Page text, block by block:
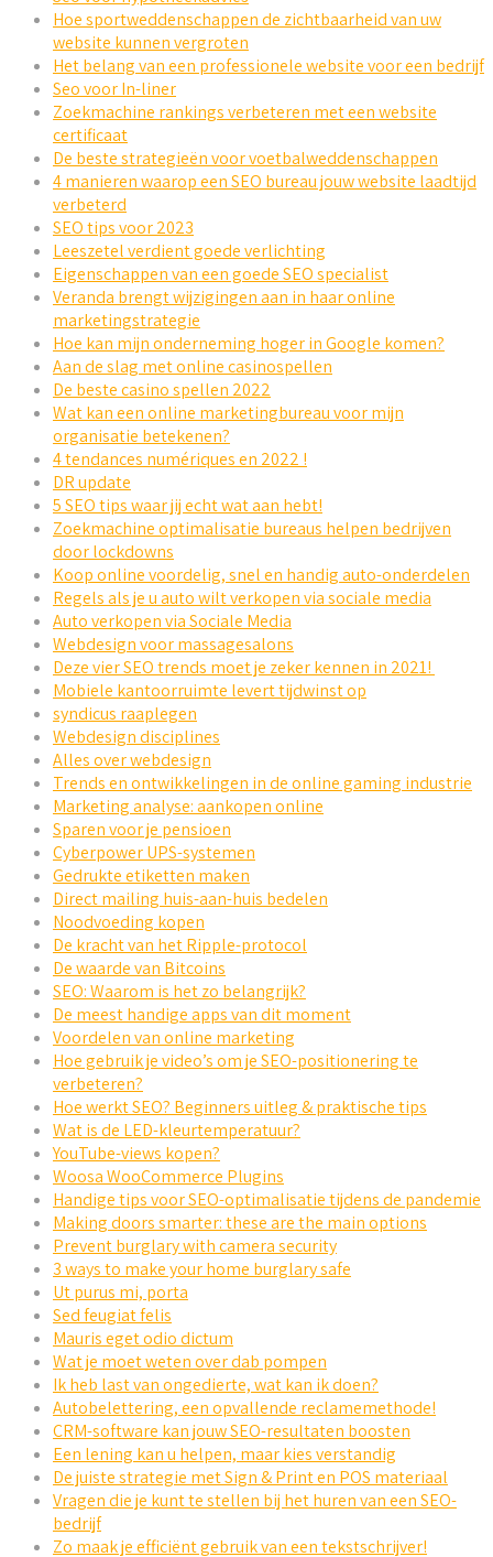
Hoe sportweddenschappen de zichtbaarheid van uw
website kunnen vergroten
Het belang van een professionele website voor een bedrijf
Seo voor In-liner
Zoekmachine rankings verbeteren met een website
certificaat
De beste strategieën voor voetbalweddenschappen
4 manieren waarop een SEO bureau jouw website laadtijd
verbeterd
SEO tips voor 2023
Leeszetel verdient goede verlichting
Eigenschappen van een goede SEO specialist
Veranda brengt wijzigingen aan in haar online
marketingstrategie
Hoe kan mijn onderneming hoger in Google komen?
Aan de slag met online casinospellen
De beste casino spellen 2022
Wat kan een online marketingbureau voor mijn
organisatie betekenen?
4 tendances numériques en 2022 !
DR update
5 SEO tips waar jij echt wat aan hebt!
Zoekmachine optimalisatie bureaus helpen bedrijven
door lockdowns
Koop online voordelig, snel en handig auto-onderdelen
Regels als je u auto wilt verkopen via sociale media
Auto verkopen via Sociale Media
Webdesign voor massagesalons
Deze vier SEO trends moet je zeker kennen in 2021!
Mobiele kantoorruimte levert tijdwinst op
syndicus raaplegen
Webdesign disciplines
Alles over webdesign
Trends en ontwikkelingen in de online gaming industrie
Marketing analyse: aankopen online
Sparen voor je pensioen
Cyberpower UPS-systemen
Gedrukte etiketten maken
Direct mailing huis-aan-huis bedelen
Noodvoeding kopen
De kracht van het Ripple-protocol
De waarde van Bitcoins
SEO: Waarom is het zo belangrijk?
De meest handige apps van dit moment
Voordelen van online marketing
Hoe gebruik je video’s om je SEO-positionering te
verbeteren?
Hoe werkt SEO? Beginners uitleg & praktische tips
Wat is de LED-kleurtemperatuur?
YouTube-views kopen?
Woosa WooCommerce Plugins
Handige tips voor SEO-optimalisatie tijdens de pandemie
Making doors smarter: these are the main options
Prevent burglary with camera security
3 ways to make your home burglary safe
Ut purus mi, porta
Sed feugiat felis
Mauris eget odio dictum
Wat je moet weten over dab pompen
Ik heb last van ongedierte, wat kan ik doen?
Autobelettering, een opvallende reclamemethode!
CRM-software kan jouw SEO-resultaten boosten
Een lening kan u helpen, maar kies verstandig
De juiste strategie met Sign & Print en POS materiaal
Vragen die je kunt te stellen bij het huren van een SEO-
bedrijf
Zo maak je efficiënt gebruik van een tekstschrijver!